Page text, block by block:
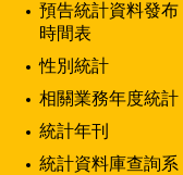
預告統計資料發布
時間表
性別統計
相關業務年度統計
統計年刊
統計資料庫查詢系